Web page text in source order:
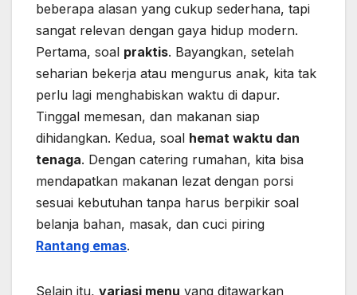
beberapa alasan yang cukup sederhana, tapi
sangat relevan dengan gaya hidup modern.
Pertama, soal praktis. Bayangkan, setelah
seharian bekerja atau mengurus anak, kita tak
perlu lagi menghabiskan waktu di dapur.
Tinggal memesan, dan makanan siap
dihidangkan. Kedua, soal hemat waktu dan
tenaga. Dengan catering rumahan, kita bisa
mendapatkan makanan lezat dengan porsi
sesuai kebutuhan tanpa harus berpikir soal
belanja bahan, masak, dan cuci piring
Rantang emas.
Selain itu, variasi menu yang ditawarkan